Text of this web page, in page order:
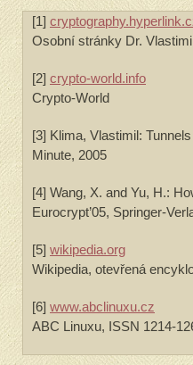
[1]
Osobní stránky Dr.
[2] crypto-world.info
Crypto-World
[3] Klima, Vlastimil:
Minute, 2005
[4] Wang, X. and Yu, H.:
Eurocrypt’05, Springer-
[5] wikipedia.org
Wikipedia, otevřená
[6] www.abclinuxu.cz
ABC Linuxu, ISSN 1214-